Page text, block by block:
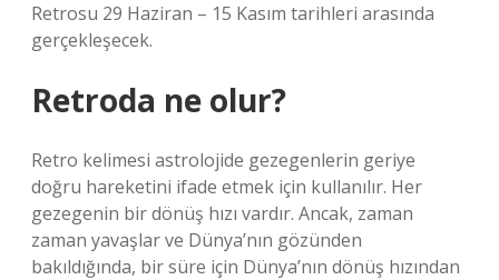
Retrosu 29 Haziran – 15 Kasım tarihleri ​​arasında
gerçekleşecek.
Retroda ne olur?
Retro kelimesi astrolojide gezegenlerin geriye
doğru hareketini ifade etmek için kullanılır. Her
gezegenin bir dönüş hızı vardır. Ancak, zaman
zaman yavaşlar ve Dünya’nın gözünden
bakıldığında, bir süre için Dünya’nın dönüş hızından